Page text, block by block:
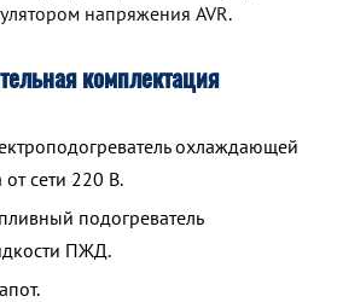
напряжения AVR.
комплектация
охлаждающей
сети 220 В.
подогреватель
ПЖД.